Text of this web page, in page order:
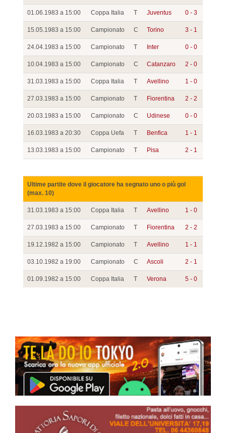
01.06.1983 a 15:00 Coppa Italia T Juventus 0 - 3
15.05.1983 a 15:00 Campionato C Torino 3 - 1
24.04.1983 a 15:00 Campionato T Inter 0 - 0
10.04.1983 a 15:00 Campionato C Catanzaro 2 - 0
31.03.1983 a 15:00 Coppa Italia T Avellino 1 - 0
27.03.1983 a 15:00 Campionato T Fiorentina 2 - 2
20.03.1983 a 15:00 Campionato C Udinese 0 - 0
16.03.1983 a 20:30 Coppa Uefa T Benfica 1 - 1
13.03.1983 a 15:00 Campionato T Pisa 2 - 1
Ultime partite dove il giocatore ha segnato uno o più gol
(max. 10)
31.03.1983 a 15:00 Coppa Italia T Avellino 1 - 0
27.03.1983 a 15:00 Campionato T Fiorentina 2 - 2
19.12.1982 a 15:00 Campionato T Avellino 1 - 1
03.10.1982 a 19:00 Campionato C Ascoli 2 - 1
01.09.1982 a 15:00 Coppa Italia T Verona 5 - 0